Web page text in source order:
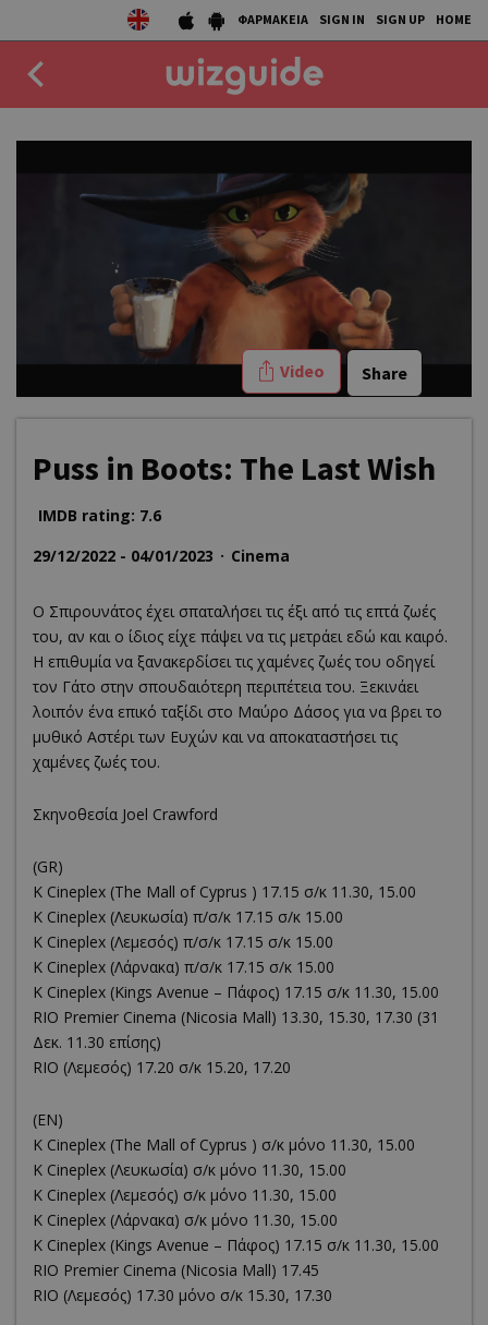
ΦΑΡΜΑΚΕΙΑ SIGN IN SIGN UP HOME
COLLECTIONS
Video Share
Puss in Boots: The Last Wish
IMDB rating: 7.6
29/12/2022 - 04/01/2023
Cinema
Ο Σπιρουνάτος έχει σπαταλήσει τις έξι από τις επτά ζωές
του, αν και ο ίδιος είχε πάψει να τις μετράει εδώ και καιρό.
Η επιθυμία να ξανακερδίσει τις χαμένες ζωές του οδηγεί
τον Γάτο στην σπουδαιότερη περιπέτεια του. Ξεκινάει
λοιπόν ένα επικό ταξίδι στο Μαύρο Δάσος για να βρει το
μυθικό Αστέρι των Ευχών και να αποκαταστήσει τις
χαμένες ζωές του.
Σκηνοθεσία Joel Crawford
(GR)
K Cineplex (The Mall of Cyprus ) 17.15 σ/κ 11.30, 15.00
K Cineplex (Λευκωσία) π/σ/κ 17.15 σ/κ 15.00
K Cineplex (Λεμεσός) π/σ/κ 17.15 σ/κ 15.00
K Cineplex (Λάρνακα) π/σ/κ 17.15 σ/κ 15.00
K Cineplex (Kings Avenue – Πάφος) 17.15 σ/κ 11.30, 15.00
RΙΟ Premier Cinema (Νicosia Mall) 13.30, 15.30, 17.30 (31
Δεκ. 11.30 επίσης)
RIO (Λεμεσός) 17.20 σ/κ 15.20, 17.20
(EN)
K Cineplex (The Mall of Cyprus ) σ/κ μόνο 11.30, 15.00
K Cineplex (Λευκωσία) σ/κ μόνο 11.30, 15.00
K Cineplex (Λεμεσός) σ/κ μόνο 11.30, 15.00
K Cineplex (Λάρνακα) σ/κ μόνο 11.30, 15.00
K Cineplex (Kings Avenue – Πάφος) 17.15 σ/κ 11.30, 15.00
RΙΟ Premier Cinema (Νicosia Mall) 17.45
RIO (Λεμεσός) 17.30 μόνο σ/κ 15.30, 17.30